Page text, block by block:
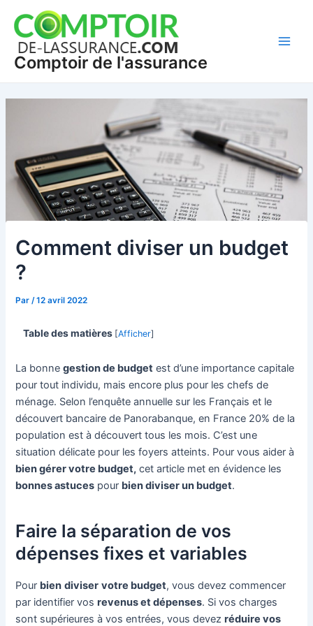
contenu
Comptoir de l'assurance
Comment diviser un budget
?
Par/12 avril 2022
Table des matières [Afficher]
La bonnegestion de budget est d’une importance capitale
pour tout individu, mais encore plus pour les chefs de
ménage. Selon l’enquête annuelle sur les Français et le
découvert bancaire de Panorabanque, en France 20% de la
population est à découvert tous les mois. C’est une
situation délicate pour les foyers atteints. Pour vous aider à
bien gérer votre budget, cet article met en évidence les
bonnes astuces pour bien diviser un budget.
Faire la séparation de vos
dépenses fixes et variables
Pour bien diviser votre budget, vous devez commencer
par identifier vosrevenus et dépenses. Si vos charges
sont supérieures à vos entrées, vous devezréduire vos
Navigation
des
articles